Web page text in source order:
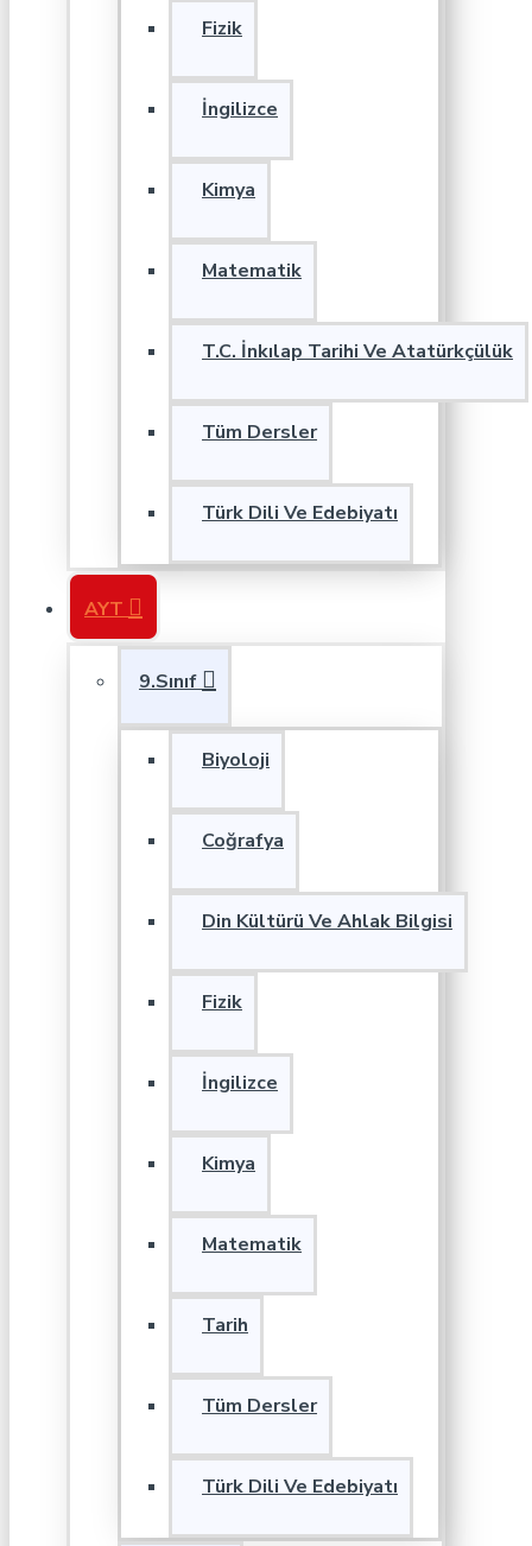
Fizik
İngilizce
Kimya
Matematik
T.C. İnkılap Tarihi Ve Atatürkçülük
Tüm Dersler
Türk Dili Ve Edebiyatı
AYT
9.Sınıf
Biyoloji
Coğrafya
Din Kültürü Ve Ahlak Bilgisi
Fizik
İngilizce
Kimya
Matematik
Tarih
Tüm Dersler
Türk Dili Ve Edebiyatı